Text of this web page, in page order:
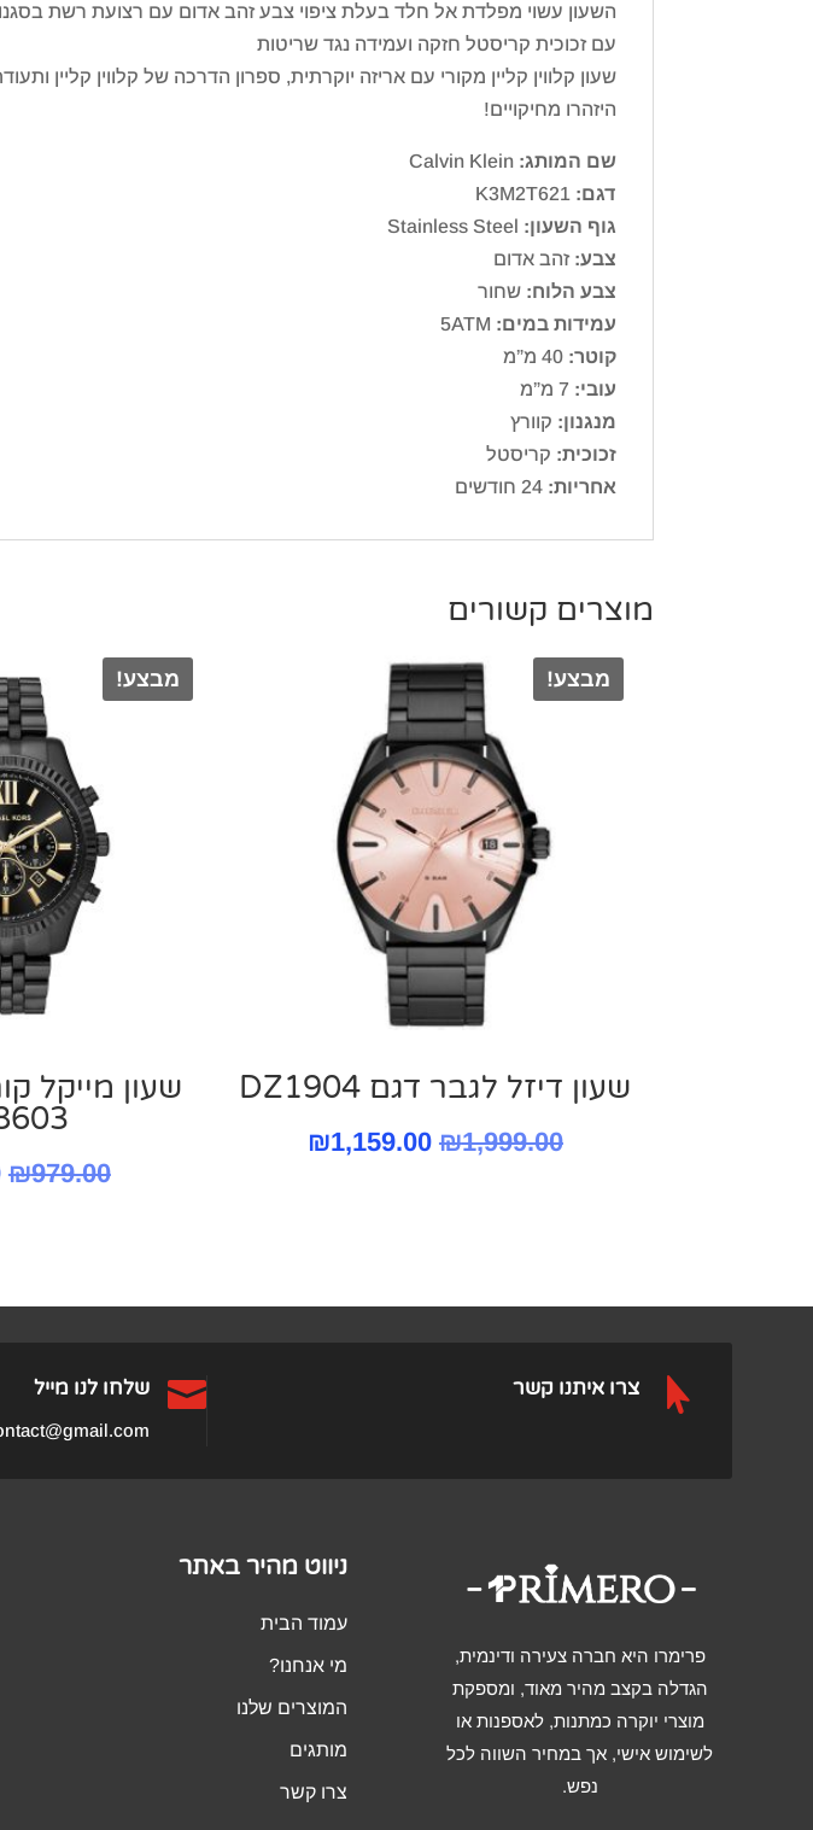
עם זכוכית קריסטל חזקה ועמידה נגד שריטות
שעון קלווין קליין מקורי עם אריזה יוקרתית, ספרון הדרכה של קלווין קליין
היזהרו מחיקויים!
שם המותג:
דגם:
גוף השעון: Stainless Steel
צבע:זהב אדום
צבע הלוח: שחור
עמידות במים:
קוטר:
עובי: 7 מ”מ
מנגנון: קוורץ
זכוכית: קריסטל
אחריות:
מוצרים קשורים
מבצע!
שעון דיזל לגבר דגם DZ1904
₪1,999.00
המחיר
₪1,159.00
מבצע!
שעון מייקל
₪979.00
 שלחו לנו מייל  צרו איתנו קשר
ניווט מהיר באתר
עמוד הבית
מי אנחנו?
המוצרים שלנו
מותגים
צרו קשר
פרימרו היא חברה צעירה ודינמית,
הגדלה בקצב מהיר מאוד, ומספקת
מוצרי יוקרה כמתנות, לאספנות או
לשימוש אישי, אך במחיר השווה לכל
נפש.